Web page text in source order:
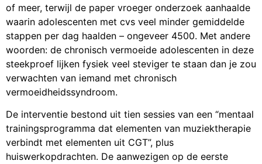
of meer, terwijl de paper vroeger onderzoek aanhaalde
waarin adolescenten met cvs veel minder gemiddelde
stappen per dag haalden – ongeveer 4500. Met andere
woorden: de chronisch vermoeide adolescenten in deze
steekproef lijken fysiek veel steviger te staan dan je zou
verwachten van iemand met chronisch
vermoeidheidssyndroom.
De interventie bestond uit tien sessies van een “mentaal
trainingsprogramma dat elementen van muziektherapie
verbindt met elementen uit CGT”, plus
huiswerkopdrachten. De aanwezigen op de eerste